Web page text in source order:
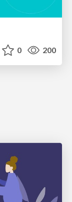
0 200